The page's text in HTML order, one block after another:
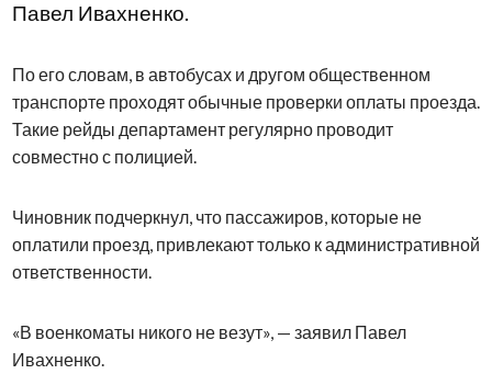
Павел Ивахненко.
По его словам, в автобусах и другом общественном
транспорте проходят обычные проверки оплаты проезда.
Такие рейды департамент регулярно проводит
совместно с полицией.
Чиновник подчеркнул, что пассажиров, которые не
оплатили проезд, привлекают только к административной
ответственности.
«В военкоматы никого не везут», — заявил Павел
Ивахненко.